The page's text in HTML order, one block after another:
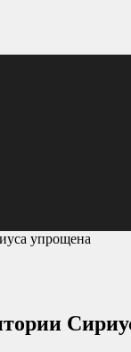
упрощена